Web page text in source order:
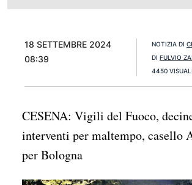
18 SETTEMBRE 2024
08:39
NOTIZIA DI
DI FULVIO
4450
CESENA: Vigili del Fuoco,
interventi per maltempo, casello
per Bologna